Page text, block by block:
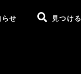
らせ 見つける